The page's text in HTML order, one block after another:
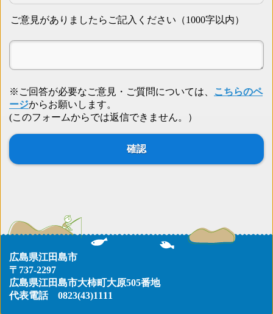
ご意見がありましたらご記入ください（1000字以内）
※ご回答が必要なご意見・ご質問については、
こちらのペ
ージからお願いします。
(このフォームからでは返信できません。）
広島県江田島市
〒737-2297
広島県江田島市大柿町大原505番地
代表電話 0823(43)1111